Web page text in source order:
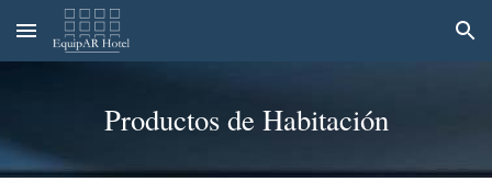
Skip to main content Skip to navigation
Productos de Habitación